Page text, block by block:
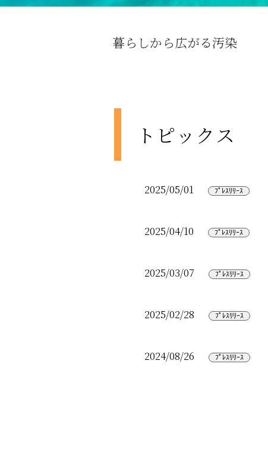
暮らしから広がる汚染
トピックス
2025/05/01
2025/04/10
2025/03/07
2025/02/28
2024/08/26